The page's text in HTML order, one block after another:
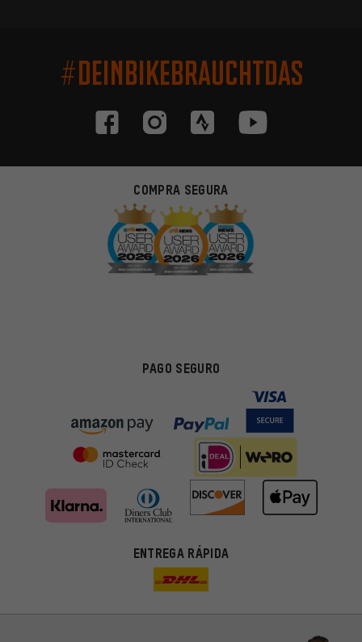
#DEINBIKEBRAUCHTDAS
COMPRA SEGURA
PAGO SEGURO
ENTREGA RÁPIDA